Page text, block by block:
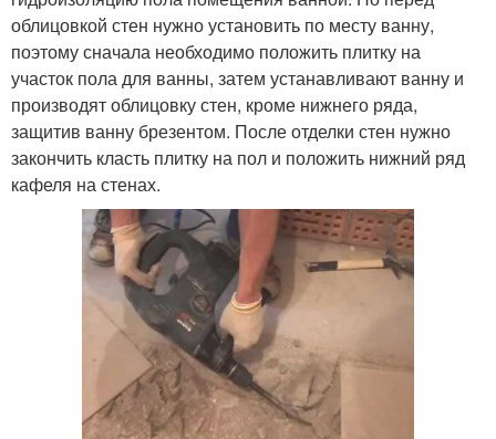
облицовкой стен нужно установить по месту ванну,
поэтому сначала необходимо положить плитку на
участок пола для ванны, затем устанавливают ванну и
производят облицовку стен, кроме нижнего ряда,
защитив ванну брезентом. После отделки стен нужно
закончить класть плитку на пол и положить нижний ряд
кафеля на стенах.